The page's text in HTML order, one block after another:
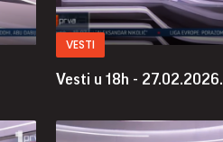
VESTI
Vesti u 18h - 27.02.2026.